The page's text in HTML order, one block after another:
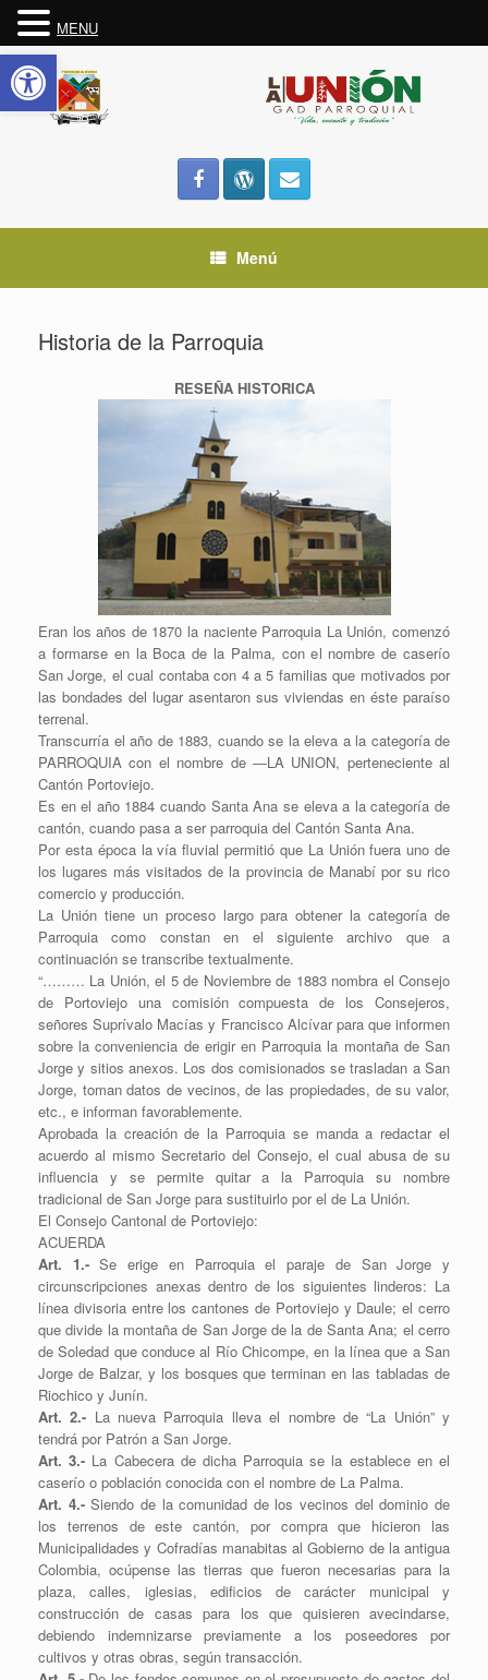
Abrir barra de herramientas
Saltar
contenido
Menú
Historia de la Parroquia
RESEÑA HISTORICA
Eran los años de 1870 la naciente Parroquia La Unión, comenzó
a formarse en la Boca de la Palma, con el nombre de caserío
San Jorge, el cual contaba con 4 a 5 familias que motivados por
las bondades del lugar asentaron sus viviendas en éste paraíso
terrenal.
Transcurría el año de 1883, cuando se la eleva a la categoría de
PARROQUIA con el nombre de ―LA UNION, perteneciente al
Cantón Portoviejo.
Es en el año 1884 cuando Santa Ana se eleva a la categoría de
cantón, cuando pasa a ser parroquia del Cantón Santa Ana.
Por esta época la vía fluvial permitió que La Unión fuera uno de
los lugares más visitados de la provincia de Manabí por su rico
comercio y producción.
La Unión tiene un proceso largo para obtener la categoría de
Parroquia como constan en el siguiente archivo que a
continuación se transcribe textualmente.
“……… La Unión, el 5 de Noviembre de 1883 nombra el Consejo
de Portoviejo una comisión compuesta de los Consejeros,
señores Suprívalo Macías y Francisco Alcívar para que informen
sobre la conveniencia de erigir en Parroquia la montaña de San
Jorge y sitios anexos. Los dos comisionados se trasladan a San
Jorge, toman datos de vecinos, de las propiedades, de su valor,
etc., e informan favorablemente.
Aprobada la creación de la Parroquia se manda a redactar el
acuerdo al mismo Secretario del Consejo, el cual abusa de su
influencia y se permite quitar a la Parroquia su nombre
tradicional de San Jorge para sustituirlo por el de La Unión.
El Consejo Cantonal de Portoviejo:
ACUERDA
Art. 1.-Se erige en Parroquia el paraje de San Jorge y
circunscripciones anexas dentro de los siguientes linderos: La
línea divisoria entre los cantones de Portoviejo y Daule; el cerro
que divide la montaña de San Jorge de la de Santa Ana; el cerro
de Soledad que conduce al Río Chicompe, en la línea que a San
Jorge de Balzar, y los bosques que terminan en las tabladas de
Riochico y Junín.
Art. 2.- La nueva Parroquia lleva el nombre de “La Unión” y
tendrá por Patrón a San Jorge.
Art. 3.- La Cabecera de dicha Parroquia se la establece en el
caserío o población conocida con el nombre de La Palma.
Art. 4.-Siendo de la comunidad de los vecinos del dominio de
los terrenos de este cantón, por compra que hicieron las
Municipalidades y Cofradías manabitas al Gobierno de la antigua
Colombia, ocúpense las tierras que fueron necesarias para la
plaza, calles, iglesias, edificios de carácter municipal y
construcción de casas para los que quisieren avecindarse,
debiendo indemnizarse previamente a los poseedores por
cultivos y otras obras, según transacción.
MENU